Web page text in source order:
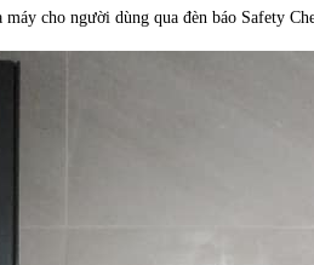
cho người dùng qua đèn báo Safety